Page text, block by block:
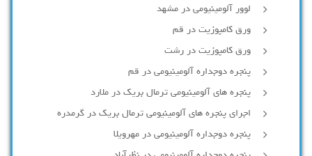
لوور آلومینیومی در مشهد
ورق کامپوزیت در قم
ورق کامپوزیت در رشت
پنجره دوجداره آلومينيومی در قم
پنجره های آلومینیومی ترمال بریک در ملارد
اجرای پنجره های آلومینیومی ترمال بریک در گرمدره
پنجره دوجداره آلومینیومی در مهرویلا